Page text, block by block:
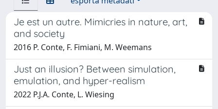
Je est un autre. Mimicries in nature, art,
and society
2016 P. Conte, F. Fimiani, M. Weemans
Just an illusion? Between simulation,
emulation, and hyper-realism
2022 P.J.A. Conte, L. Wiesing